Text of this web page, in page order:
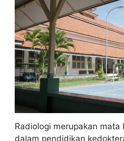
Radiologi merupakan mata
dalam pendidikan